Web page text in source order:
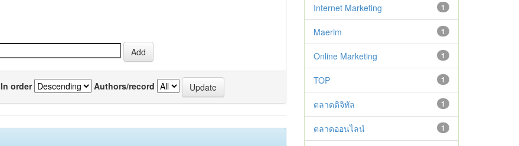
In order Authors/record
1
Internet Marketing
1
Maerim
1
Online Marketing
1
TOP
1
ตลาดดิจิทัล
1
ตลาดออนไลน์